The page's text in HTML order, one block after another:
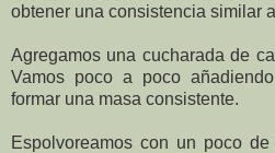
obtener una consistencia similar
Agregamos una cucharada de
Vamos poco a poco
formar una masa consistente.
Espolvoreamos con un poco